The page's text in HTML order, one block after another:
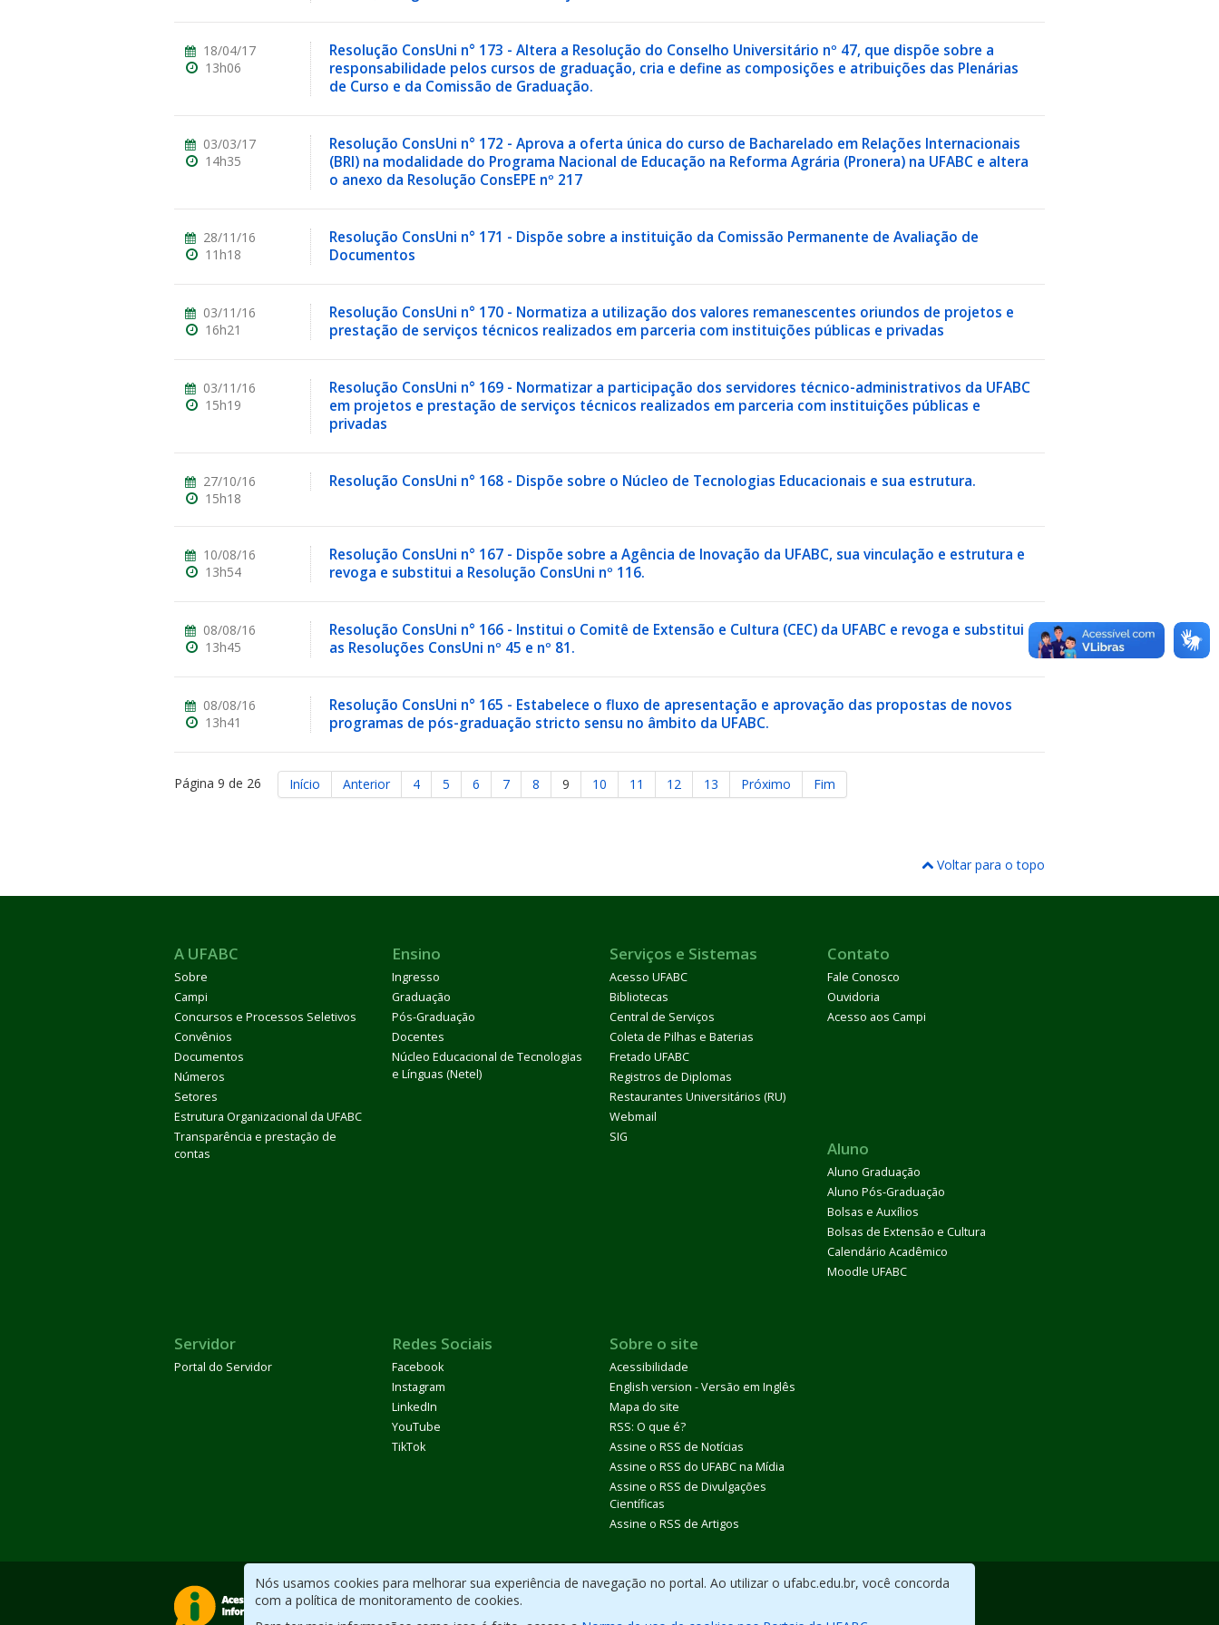
Nós usamos cookies para melhorar sua experiência de navegação no portal. Ao utilizar o ufabc.edu.br, você concorda
com a política de monitoramento de cookies.
Resolução ConsUni n° 173 - Altera a Resolução do Conselho Universitário nº 47, que dispõe sobre a
responsabilidade pelos cursos de graduação, cria e define as composições e atribuições das Plenárias
de Curso e da Comissão de Graduação.
18/04/17
13h06
Resolução ConsUni n° 172 - Aprova a oferta única do curso de Bacharelado em Relações Internacionais
(BRI) na modalidade do Programa Nacional de Educação na Reforma Agrária (Pronera) na UFABC e altera
o anexo da Resolução ConsEPE nº 217
03/03/17
14h35
Resolução ConsUni n° 171 - Dispõe sobre a instituição da Comissão Permanente de Avaliação de
Documentos
28/11/16
11h18
Resolução ConsUni n° 170 - Normatiza a utilização dos valores remanescentes oriundos de projetos e
prestação de serviços técnicos realizados em parceria com instituições públicas e privadas
03/11/16
16h21
Resolução ConsUni n° 169 - Normatizar a participação dos servidores técnico-administrativos da UFABC
em projetos e prestação de serviços técnicos realizados em parceria com instituições públicas e
privadas
03/11/16
15h19
Resolução ConsUni n° 168 - Dispõe sobre o Núcleo de Tecnologias Educacionais e sua estrutura.
27/10/16
15h18
Resolução ConsUni n° 167 - Dispõe sobre a Agência de Inovação da UFABC, sua vinculação e estrutura e
revoga e substitui a Resolução ConsUni nº 116.
10/08/16
13h54
Resolução ConsUni n° 166 - Institui o Comitê de Extensão e Cultura (CEC) da UFABC e revoga e substitui
as Resoluções ConsUni nº 45 e nº 81.
08/08/16
13h45
Resolução ConsUni n° 165 - Estabelece o fluxo de apresentação e aprovação das propostas de novos
programas de pós-graduação stricto sensu no âmbito da UFABC.
08/08/16
13h41
Página 9 de 26 Início Anterior 4 5 6 7 8 9 10 11 12 13 Próximo Fim
Voltar para o topo
A UFABC
Sobre
Campi
Concursos e Processos Seletivos
Convênios
Documentos
Números
Setores
Estrutura Organizacional da UFABC
Transparência e prestação de
contas
Ensino
Ingresso
Graduação
Pós-Graduação
Docentes
Núcleo Educacional de Tecnologias
e Línguas (Netel)
Serviços e Sistemas
Acesso UFABC
Bibliotecas
Central de Serviços
Coleta de Pilhas e Baterias
Fretado UFABC
Registros de Diplomas
Restaurantes Universitários (RU)
Webmail
SIG
Contato
Fale Conosco
Ouvidoria
Acesso aos Campi
Aluno
Aluno Graduação
Aluno Pós-Graduação
Bolsas e Auxílios
Bolsas de Extensão e Cultura
Calendário Acadêmico
Moodle UFABC
Servidor
Portal do Servidor
Redes Sociais
Facebook
Instagram
LinkedIn
YouTube
TikTok
Sobre o site
Acessibilidade
English version - Versão em Inglês
Mapa do site
RSS: O que é?
Assine o RSS de Notícias
Assine o RSS do UFABC na Mídia
Assine o RSS de Divulgações
Científicas
Assine o RSS de Artigos